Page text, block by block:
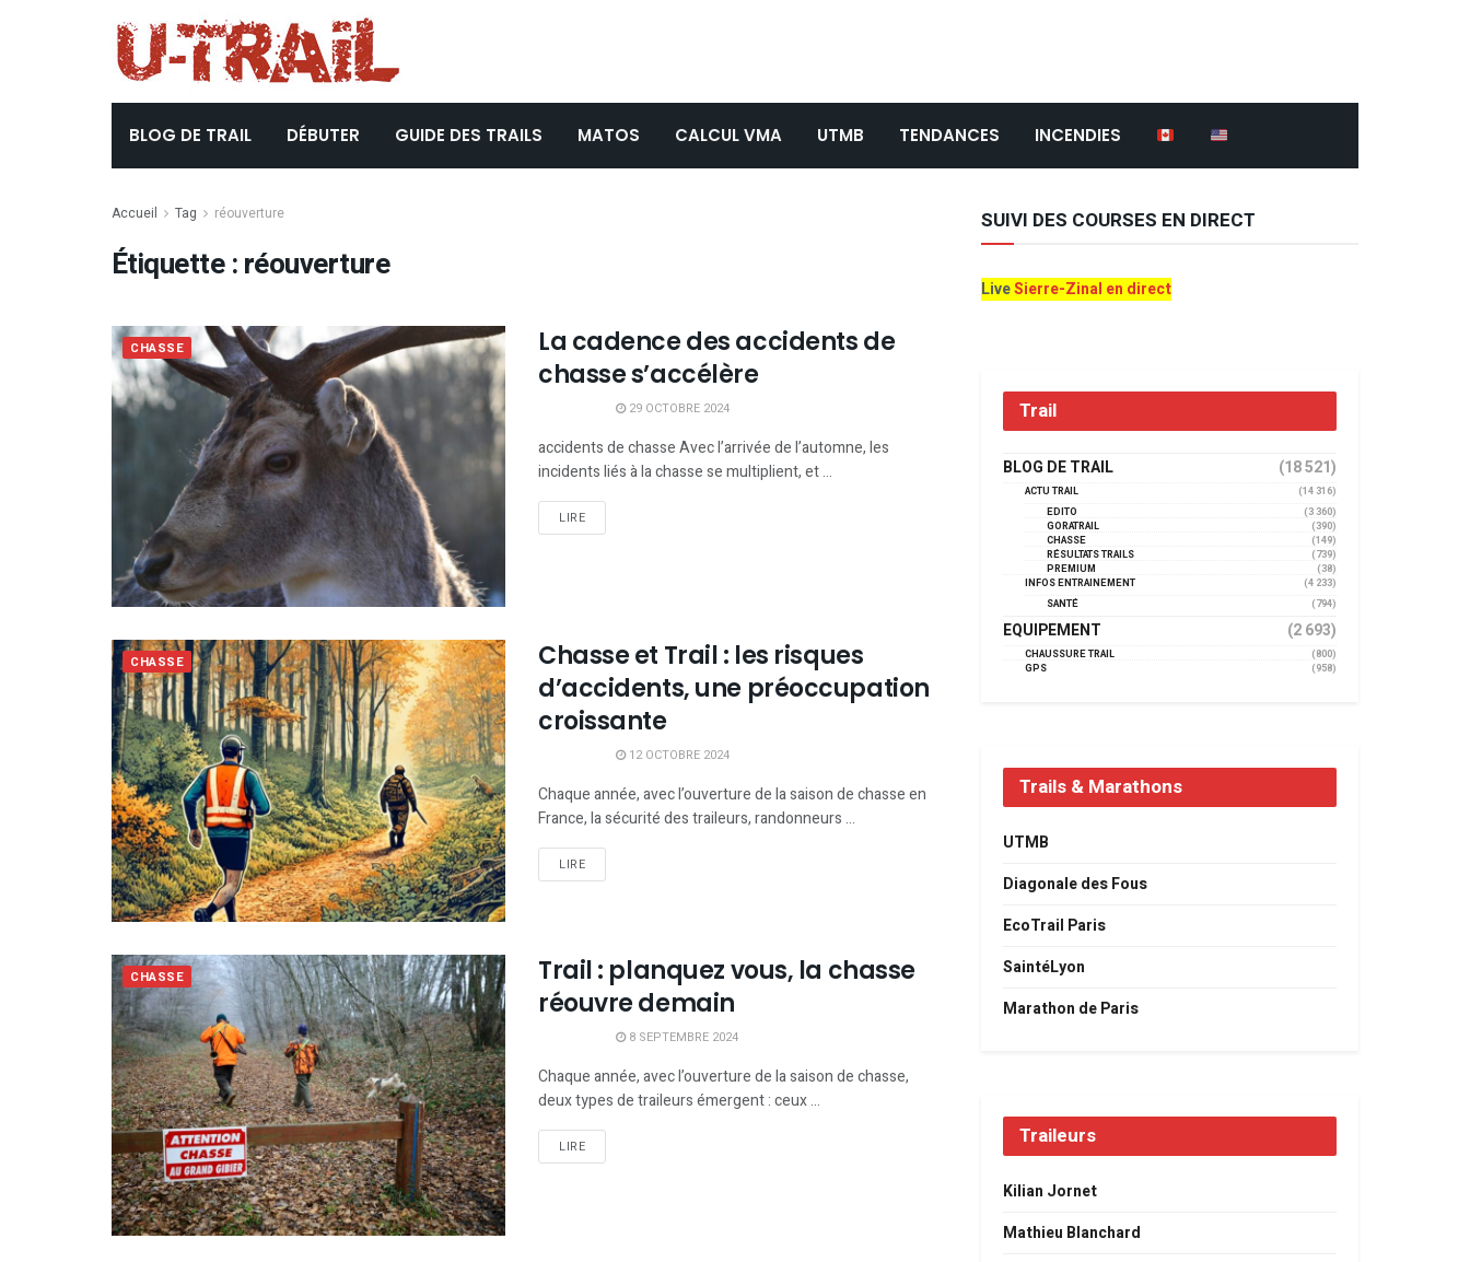
BLOG DE TRAIL DÉBUTER GUIDE DES TRAILS MATOS CALCUL VMA UTMB TENDANCES INCENDIES
Accueil Tag réouverture
Étiquette :réouverture
CHASSE
La cadence des accidents de
chasse s’accélère
29 OCTOBRE 2024
accidents de chasse Avec l’arrivée de l’automne, les
incidents liés à la chasse se multiplient, et ...
LIRE
CHASSE
Chasse et Trail : les risques
d’accidents, une préoccupation
croissante
12 OCTOBRE 2024
Chaque année, avec l’ouverture de la saison de chasse en
France, la sécurité des traileurs, randonneurs ...
LIRE
CHASSE
Trail : planquez vous, la chasse
réouvre demain
8 SEPTEMBRE 2024
Chaque année, avec l’ouverture de la saison de chasse,
deux types de traileurs émergent : ceux ...
LIRE
SUIVI DES COURSES EN DIRECT
LiveSierre-Zinal en direct
Trail
BLOG DE TRAIL (18 521)
ACTU TRAIL
(14 316)
EDITO
(3 360)
GORATRAIL
(390)
CHASSE
(149)
RÉSULTATS TRAILS
(739)
PREMIUM
(38)
INFOS ENTRAINEMENT
(4 233)
SANTÉ
(794)
EQUIPEMENT (2 693)
CHAUSSURE TRAIL
(800)
GPS
(958)
Trails & Marathons
UTMB
Diagonale des Fous
EcoTrail Paris
SaintéLyon
Marathon de Paris
Traileurs
Kilian Jornet
Mathieu Blanchard